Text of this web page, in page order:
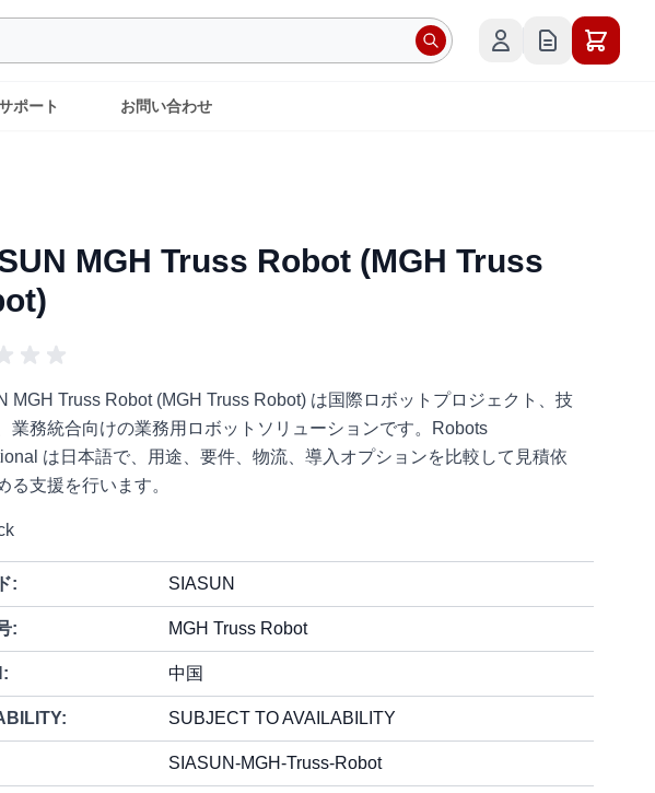
ポート お問い合わせ
MGH Truss Robot (MGH Truss
MGH Truss Robot (MGH Truss Robot) は国際ロボットプロジェクト、技
業務統合向けの業務用ロボットソリューションです。Robots
は日本語で、用途、要件、物流、導入オプションを比較して見積依
る支援を行います。
: SIASUN
: MGH Truss Robot
中国
SUBJECT TO AVAILABILITY
SIASUN-MGH-Truss-Robot